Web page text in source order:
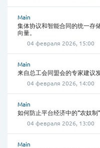
Main
集体协议和智能合同的统一存
向量。
04 февраля 2026, 15:00
Main
来自总工会同盟会的专家建议
04 февраля 2026, 14:00
Main
如何防止平台经济中的"农奴制
04 февраля 2026, 13:00
Main